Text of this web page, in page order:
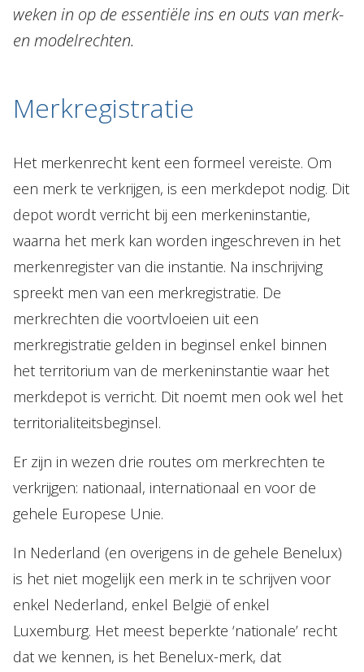
weken in op de essentiële ins en outs van merk-
en modelrechten.
Merkregistratie
Het merkenrecht kent een formeel vereiste. Om
een merk te verkrijgen, is een merkdepot nodig. Dit
depot wordt verricht bij een merkeninstantie,
waarna het merk kan worden ingeschreven in het
merkenregister van die instantie. Na inschrijving
spreekt men van een merkregistratie. De
merkrechten die voortvloeien uit een
merkregistratie gelden in beginsel enkel binnen
het territorium van de merkeninstantie waar het
merkdepot is verricht. Dit noemt men ook wel het
territorialiteitsbeginsel.
Er zijn in wezen drie routes om merkrechten te
verkrijgen: nationaal, internationaal en voor de
gehele Europese Unie.
In Nederland (en overigens in de gehele Benelux)
is het niet mogelijk een merk in te schrijven voor
enkel Nederland, enkel België of enkel
Luxemburg. Het meest beperkte ‘nationale’ recht
dat we kennen, is het Benelux-merk, dat